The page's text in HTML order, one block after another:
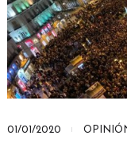
01/01/2020